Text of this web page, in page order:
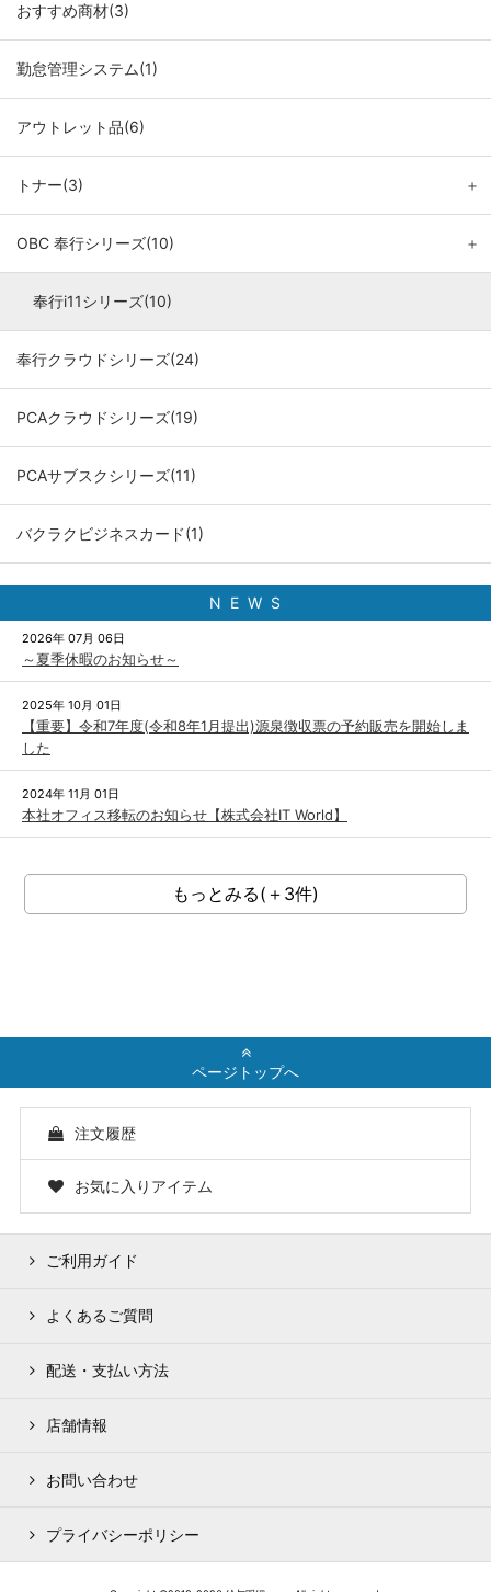
おすすめ商材(3)
勤怠管理システム(1)
アウトレット品(6)
トナー(3) ＋
OBC 奉行シリーズ(10) ＋
奉行i11シリーズ(10)
奉行クラウドシリーズ(24)
PCAクラウドシリーズ(19)
PCAサブスクシリーズ(11)
バクラクビジネスカード(1)
N E W S
2026年 07月 06日
～夏季休暇のお知らせ～
2025年 10月 01日
【重要】令和7年度(令和8年1月提出)源泉徴収票の予約販売を開始しま
した
2024年 11月 01日
本社オフィス移転のお知らせ【株式会社IT World】
もっとみる(＋3件)
ページトップへ
注文履歴
お気に入りアイテム
ご利用ガイド
よくあるご質問
配送・支払い方法
店舗情報
お問い合わせ
プライバシーポリシー